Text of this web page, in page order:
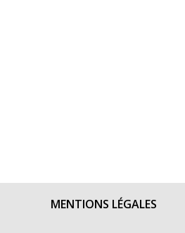
MENTIONS LÉGALES